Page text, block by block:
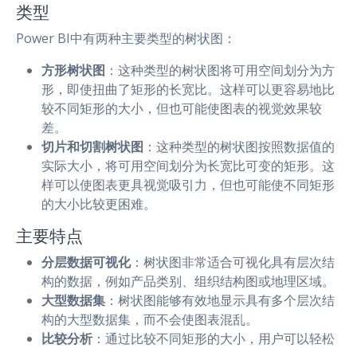
类型
Power BI中有两种主要类型的树状图：
方形树状图 ：这种类型的树状图将可用空间划分为方
形，即使扭曲了矩形的长宽比。这样可以更容易地比
较不同矩形的大小，但也可能使图表的视觉效果较
差。
切片和切割树状图 ：这种类型的树状图按照数据值的
实际大小，将可用空间划分为长宽比可变的矩形。这
样可以使图表更具视觉吸引力，但也可能使不同矩形
的大小比较更困难。
主要特点
分层数据可视化：树状图非常适合可视化具有层次结
构的数据，例如产品类别、组织结构图或地理区域。
大型数据集 ：树状图能够有效地显示具有多个层次结
构的大型数据集，而不会使图表混乱。
比较分析 ：通过比较不同矩形的大小，用户可以轻松